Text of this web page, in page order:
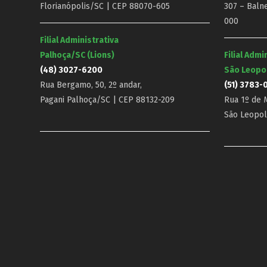
Florianópolis/SC | CEP 88070-605
Filial Administrativa
Palhoça/SC (Lions)
(48) 3027-6200
Rua Bergamo, 50, 2º andar,
Pagani Palhoça/SC | CEP 88132-209
307 –
000
Filial
São
(51) 3783-
Rua 1º de
São